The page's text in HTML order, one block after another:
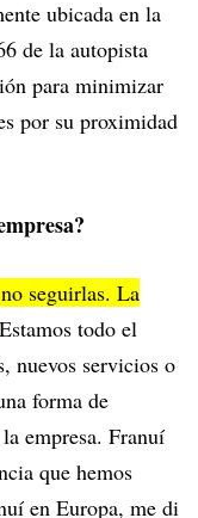
ubicada en la
de la autopista
para minimizar
por su proximidad
seguirlas. La
todo el
nuevos servicios o
forma de
empresa. Franuí
que hemos
en Europa, me di